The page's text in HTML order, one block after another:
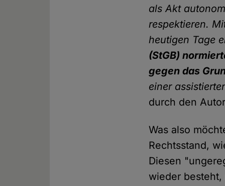
als Akt
respektieren.
heutigen Tage
(StGB)
gegen das
einer
durch den
Was also
Rechtsstand,
Diesen
wieder